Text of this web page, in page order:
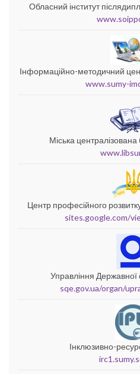
Обласний інститут
Інформаційно-методичний
www.sumy-
Міська централізована
Центр професійного
sites.google.com/
Управління Державної
sqe.gov.ua/organ/
Інклюзивно-